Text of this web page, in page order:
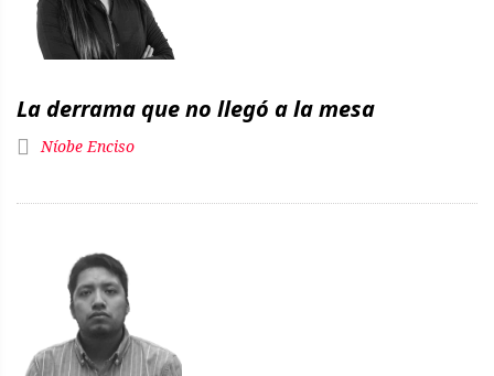
La derrama que no llegó a la mesa
Níobe Enciso